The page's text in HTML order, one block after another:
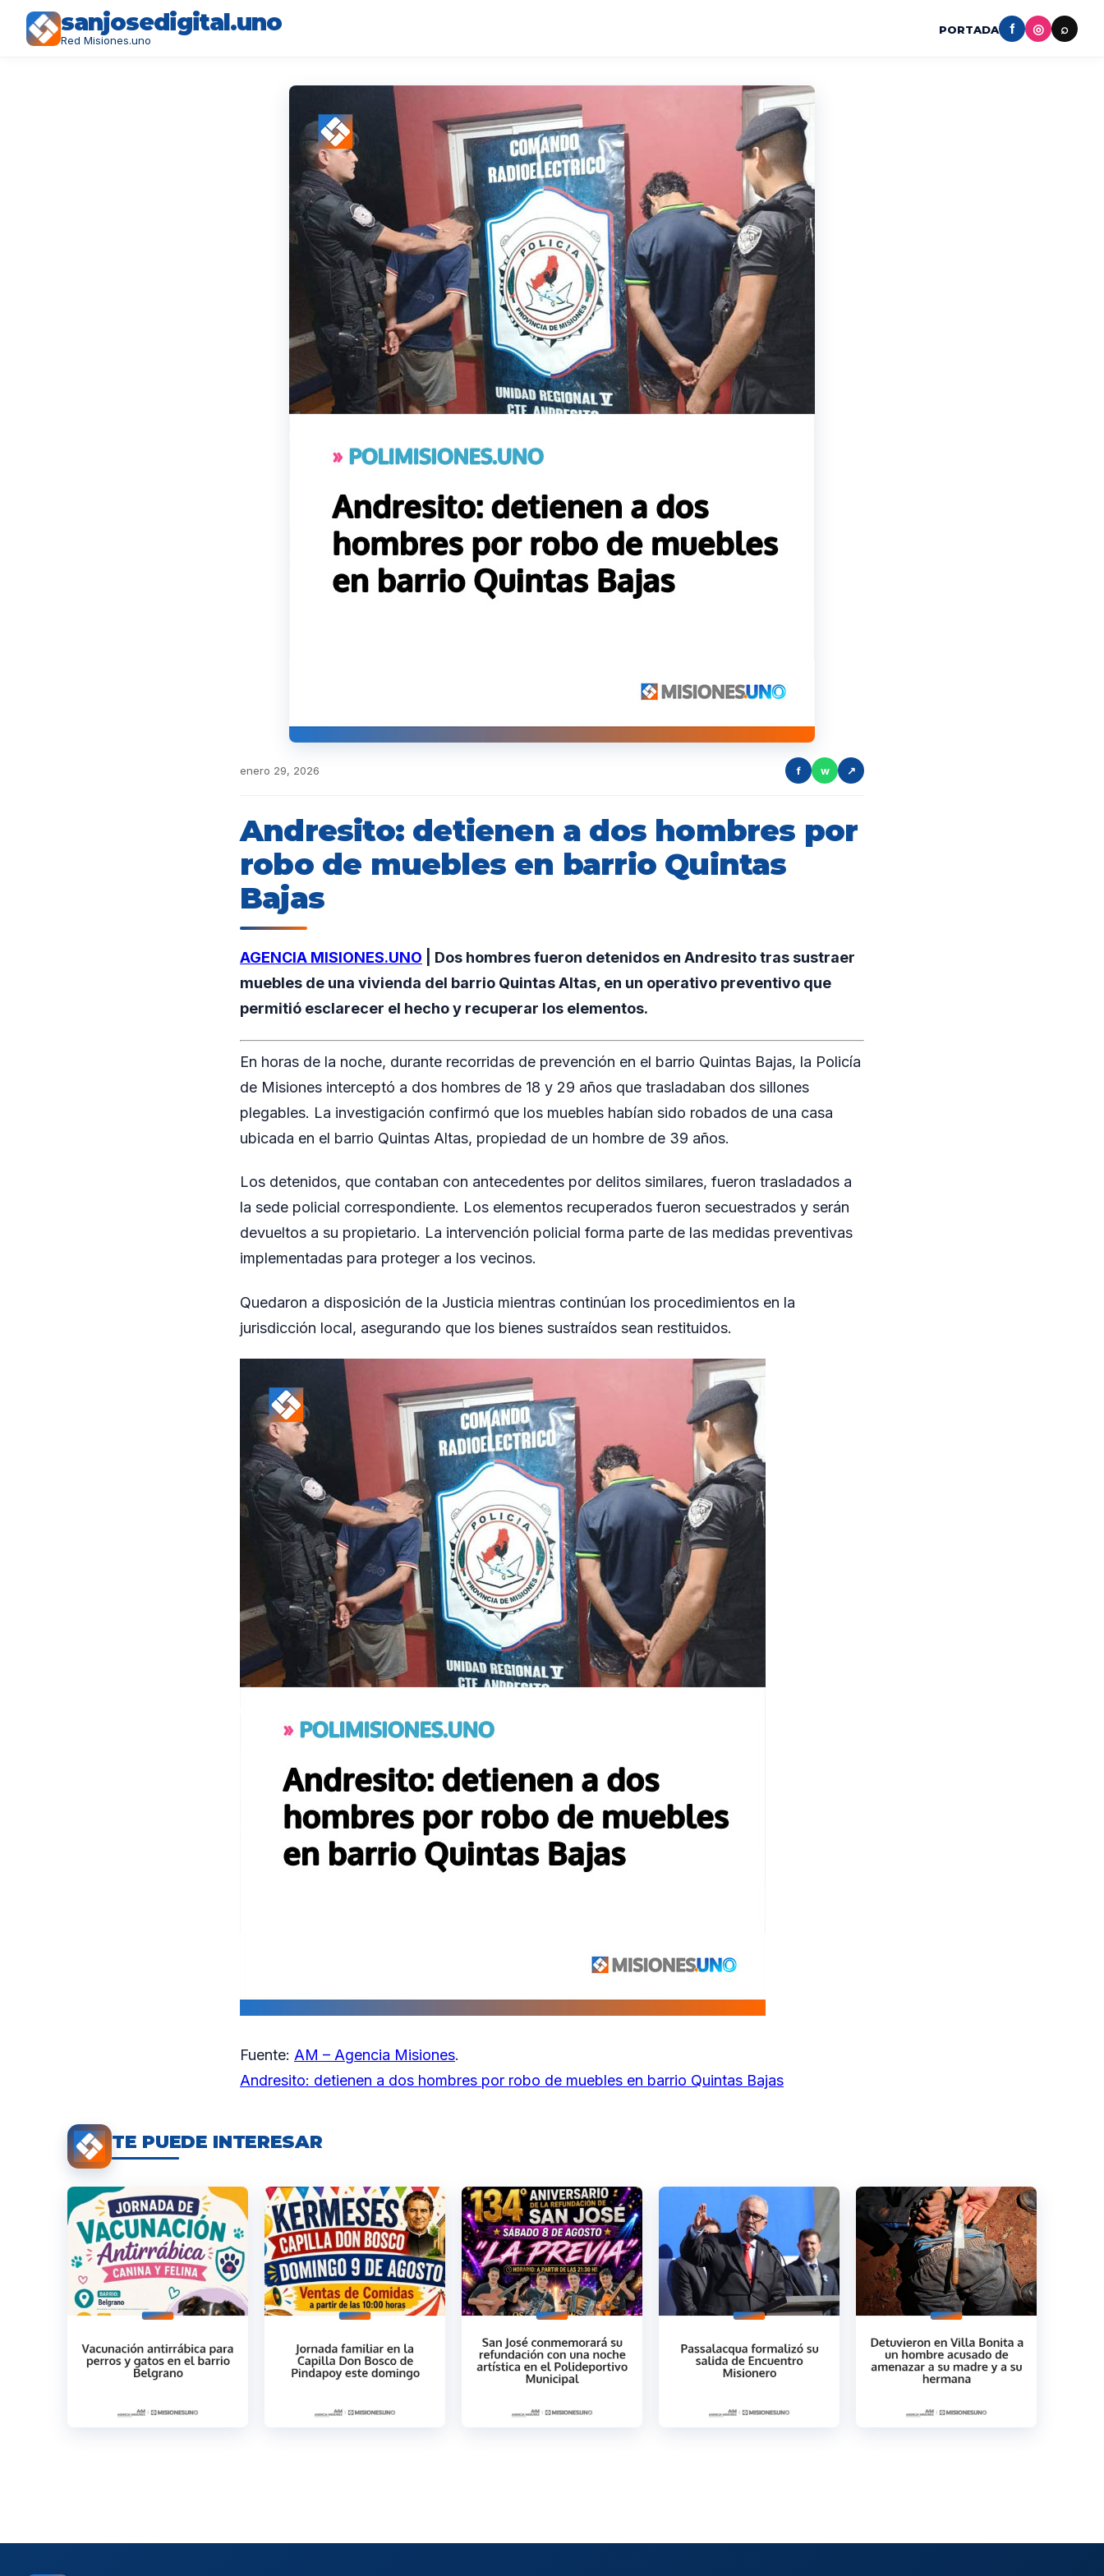
sanjosedigital.uno
Red Misiones.uno
PORTADA f ◎ ⌕
enero 29, 2026 f w ↗
Andresito: detienen a dos hombres por
robo de muebles en barrio Quintas
Bajas
AGENCIA MISIONES.UNO | Dos hombres fueron detenidos en Andresito tras sustraer
muebles de una vivienda del barrio Quintas Altas, en un operativo preventivo que
permitió esclarecer el hecho y recuperar los elementos.
En horas de la noche, durante recorridas de prevención en el barrio Quintas Bajas, la Policía
de Misiones interceptó a dos hombres de 18 y 29 años que trasladaban dos sillones
plegables. La investigación confirmó que los muebles habían sido robados de una casa
ubicada en el barrio Quintas Altas, propiedad de un hombre de 39 años.
Los detenidos, que contaban con antecedentes por delitos similares, fueron trasladados a
la sede policial correspondiente. Los elementos recuperados fueron secuestrados y serán
devueltos a su propietario. La intervención policial forma parte de las medidas preventivas
implementadas para proteger a los vecinos.
Quedaron a disposición de la Justicia mientras continúan los procedimientos en la
jurisdicción local, asegurando que los bienes sustraídos sean restituidos.
Fuente: AM – Agencia Misiones.
Andresito: detienen a dos hombres por robo de muebles en barrio Quintas Bajas
TE PUEDE INTERESAR